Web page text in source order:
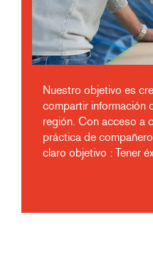
Nuestro objetivo es
compartir información
región. Con acceso a
práctica de
claro objetivo : Tener